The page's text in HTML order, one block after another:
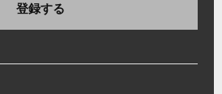
登録する